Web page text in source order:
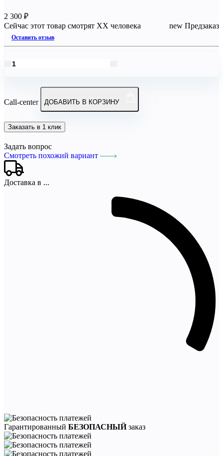
2 300 ₽
new Предзаказ
Cейчас этот товар смотрят XX человека
Оставить отзыв
Call-center ДОБАВИТЬ В КОРЗИНУ
Заказать в 1 клик
Задать вопрос
Смотреть похожий вариант
Доставка в ...
Гарантированный БЕЗОПАСНЫЙзаказ